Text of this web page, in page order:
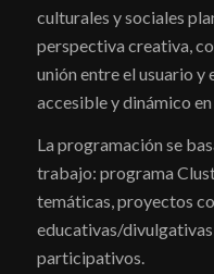
culturales y sociales
perspectiva creativa,
unión entre el usuario y
accesible y dinámico
La programación se
trabajo: programa
temáticas, proyectos
educativas/
participativos.